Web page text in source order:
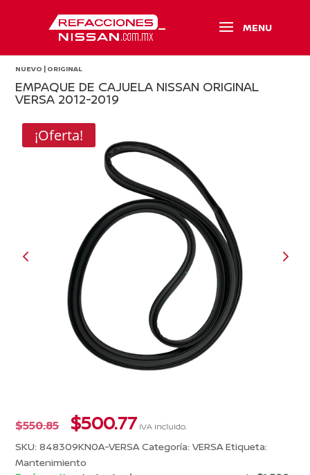
NUEVO | ORIGINAL
EMPAQUE DE CAJUELA NISSAN ORIGINAL
VERSA 2012-2019
¡Oferta!
$550.85 El
precio
original
era:
$500.77El
precio
actual
es:
IVA incluido.
SKU:848309KN0A-VERSA Categoría:VERSA Etiqueta:
Mantenimiento